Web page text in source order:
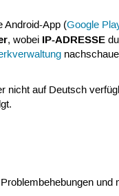
Android-App (Google
, wobei IP-ADRESSE
nicht auf Deutsch
und